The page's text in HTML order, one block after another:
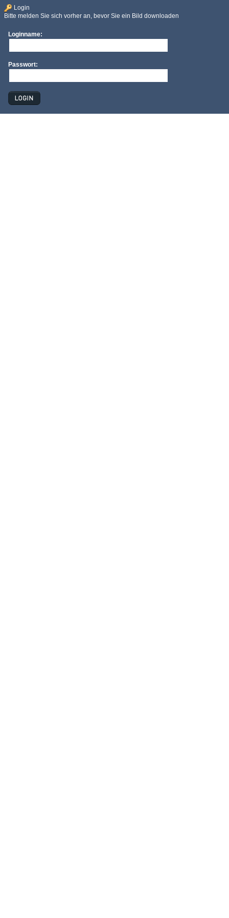
Login
Bitte melden Sie sich vorher an, bevor Sie ein Bild downloaden
Loginname:
Passwort: